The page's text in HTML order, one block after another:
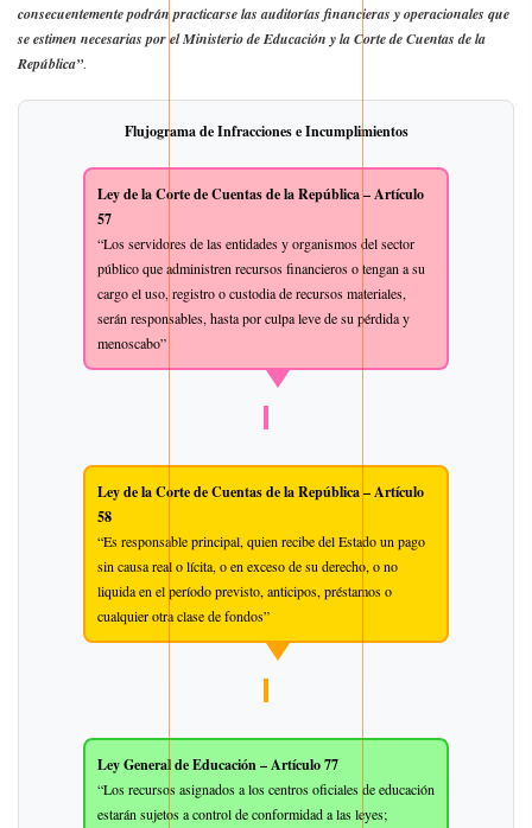
consecuentemente podrán practicarse las auditorías financieras y operacionales que
se estimen necesarias por el Ministerio de Educación y la Corte de Cuentas de la
República”.
Flujograma de Infracciones e Incumplimientos
Ley de la Corte de Cuentas de la República – Artículo
57
“Los servidores de las entidades y organismos del sector
público que administren recursos financieros o tengan a su
cargo el uso, registro o custodia de recursos materiales,
serán responsables, hasta por culpa leve de su pérdida y
menoscabo”
Ley de la Corte de Cuentas de la República – Artículo
58
“Es responsable principal, quien recibe del Estado un pago
sin causa real o lícita, o en exceso de su derecho, o no
liquida en el período previsto, anticipos, préstamos o
cualquier otra clase de fondos”
Ley General de Educación – Artículo 77
“Los recursos asignados a los centros oficiales de educación
estarán sujetos a control de conformidad a las leyes;